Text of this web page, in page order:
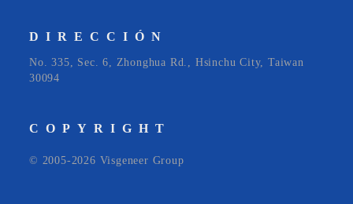
DIRECCIÓN
No. 335, Sec. 6, Zhonghua Rd., Hsinchu City, Taiwan
30094
COPYRIGHT
© 2005-2026 Visgeneer Group